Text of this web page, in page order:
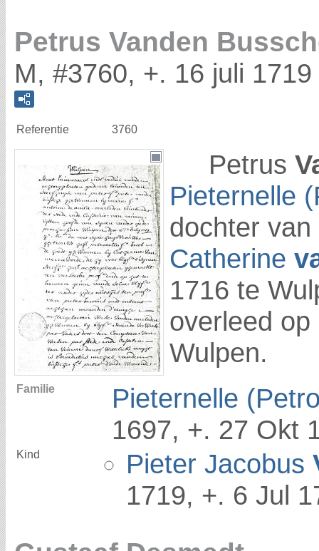
Petrus Vanden
M, #3760, +. 16 juli 1719
Referentie 3760
Petrus
Pieternelle
dochter van
Catherine
1716 te
overleed
Wulpen.
Familie
Pieternelle
1697, +. 27 Okt
Kind Pieter Jacobus
1719, +. 6 Jul